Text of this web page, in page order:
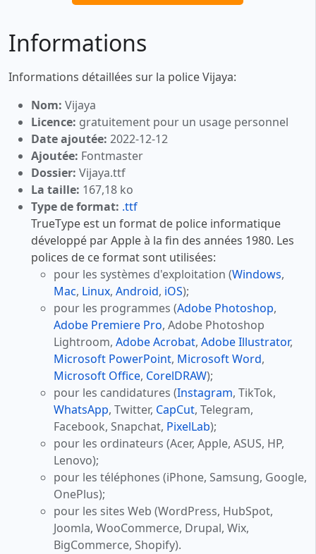
Informations
Informations détaillées sur la police Vijaya:
Nom: Vijaya
Licence: gratuitement pour un usage personnel
Date ajoutée: 2022-12-12
Ajoutée: Fontmaster
Dossier: Vijaya.ttf
La taille: 167,18 ko
Type de format: .ttf
TrueType est un format de police informatique
développé par Apple à la fin des années 1980. Les
polices de ce format sont utilisées:
pour les systèmes d'exploitation (Windows,
Mac, Linux, Android, iOS);
pour les programmes (Adobe Photoshop,
Adobe Premiere Pro, Adobe Photoshop
Lightroom, Adobe Acrobat, Adobe Illustrator,
Microsoft PowerPoint, Microsoft Word,
Microsoft Office, CorelDRAW);
pour les candidatures (Instagram, TikTok,
WhatsApp, Twitter, CapCut, Telegram,
Facebook, Snapchat, PixelLab);
pour les ordinateurs (Acer, Apple, ASUS, HP,
Lenovo);
pour les téléphones (iPhone, Samsung, Google,
OnePlus);
pour les sites Web (WordPress, HubSpot,
Joomla, WooCommerce, Drupal, Wix,
BigCommerce, Shopify).